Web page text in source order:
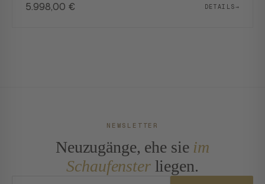
5.998,00 € DETAILS→
NEWSLETTER
Neuzugänge, ehe sie im
Schaufensterliegen.